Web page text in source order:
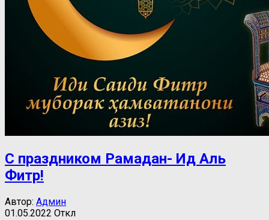
С праздником Рамадан- Ид Аль
Фитр!
Автор: Админ
01.05.2022 Откл